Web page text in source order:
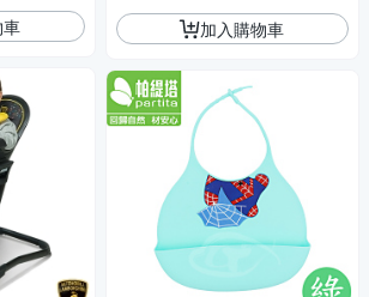
加入購物車